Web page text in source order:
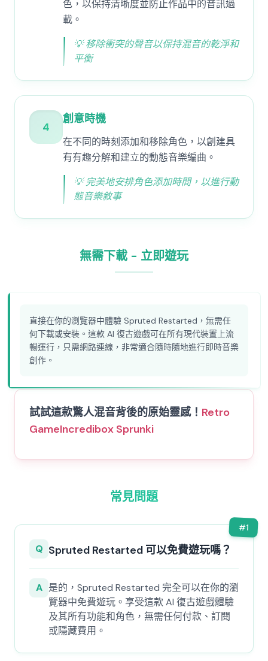
色，以保持清晰度並防止作品中的音訊過
載。
💡移除衝突的聲音以保持混音的乾淨和
平衡
4
創意時機
在不同的時刻添加和移除角色，以創建具
有有趣分解和建立的動態音樂編曲。
💡完美地安排角色添加時間，以進行動
態音樂敘事
無需下載 - 立即遊玩
直接在你的瀏覽器中體驗 Spruted Restarted，無需任
何下載或安裝。這款 AI 復古遊戲可在所有現代裝置上流
暢運行，只需網路連線，非常適合隨時隨地進行即時音樂
創作。
試試這款驚人混音背後的原始靈感！ Retro
GameIncredibox Sprunki
常見問題
#1
Q Spruted Restarted 可以免費遊玩嗎？
A 是的，Spruted Restarted 完全可以在你的瀏
覽器中免費遊玩。享受這款 AI 復古遊戲體驗
及其所有功能和角色，無需任何付款、訂閱
或隱藏費用。